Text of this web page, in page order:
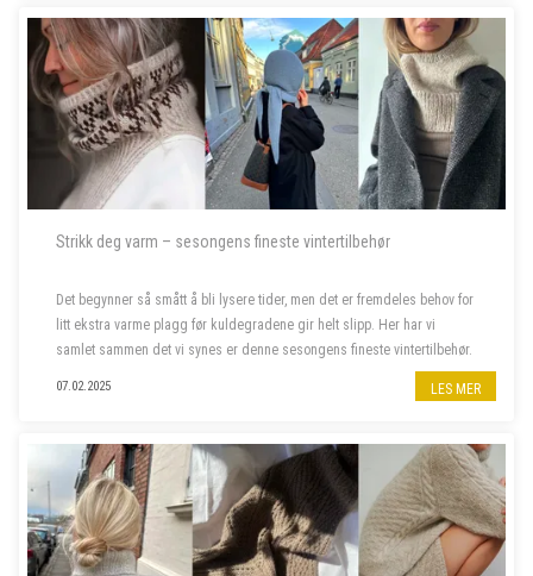
Strikk deg varm – sesongens fineste vintertilbehør
Det begynner så smått å bli lysere tider, men det er fremdeles behov for
litt ekstra varme plagg før kuldegradene gir helt slipp. Her har vi
samlet sammen det vi synes er denne sesongens fineste vintertilbehør.
07.02.2025 LES MER